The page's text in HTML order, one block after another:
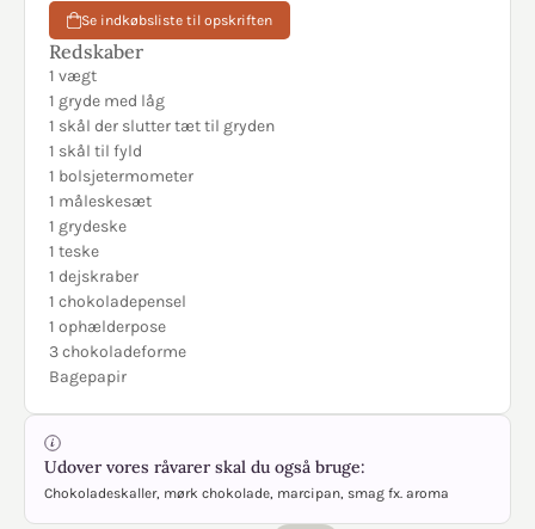
Se indkøbsliste til opskriften
Redskaber
1 vægt
1 gryde med låg
1 skål der slutter tæt til gryden
1 skål til fyld
1 bolsjetermometer
1 måleskesæt
1 grydeske
1 teske
1 dejskraber
1 chokoladepensel
1 ophælderpose
3 chokoladeforme
Bagepapir
Udover vores råvarer skal du også bruge:
Chokoladeskaller, mørk chokolade, marcipan, smag fx. aroma